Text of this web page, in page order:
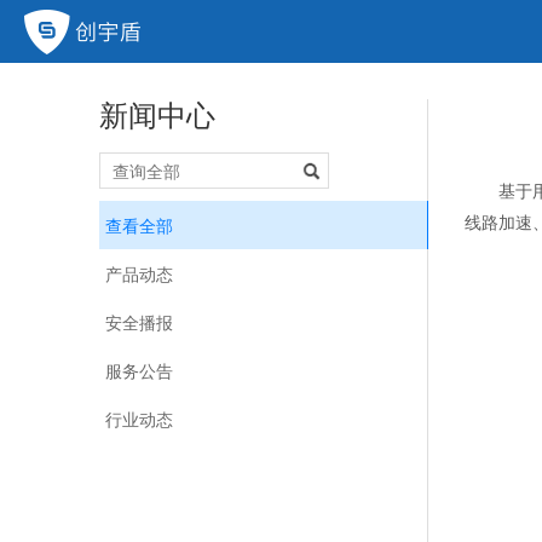
新闻中心
查看全部
产品动态
安全播报
服务公告
行业动态
基于
线路加速